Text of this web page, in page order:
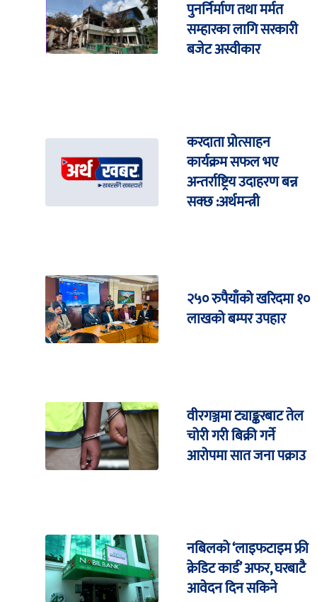
पुनर्निर्माण तथा मर्मत
सम्हारका लागि सरकारी
बजेट अस्वीकार
करदाता प्रोत्साहन
कार्यक्रम सफल भए
अन्तर्राष्ट्रिय उदाहरण बन्न
सक्छ :अर्थमन्त्री
२५० रुपैयाँको खरिदमा १०
लाखको बम्पर उपहार
वीरगञ्जमा ट्याङ्करबाट तेल
चोरी गरी बिक्री गर्ने
आरोपमा सात जना पक्राउ
नबिलको ‘लाइफटाइम फ्री
क्रेडिट कार्ड’ अफर, घरबाटै
आवेदन दिन सकिने